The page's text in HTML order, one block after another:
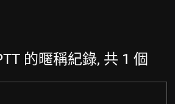
的暱稱紀錄, 共 1 個